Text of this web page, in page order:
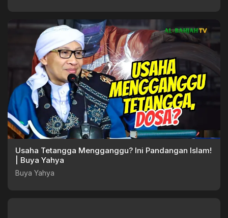
Usaha Tetangga Mengganggu? Ini Pandangan Islam!
| Buya Yahya
Buya Yahya